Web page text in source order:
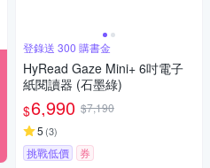
登錄送 300 購書金
HyRead Gaze Mini+ 6吋電子
紙閱讀器 (石墨綠)
$6,990 $7,190
5 (3)
挑戰低價 券